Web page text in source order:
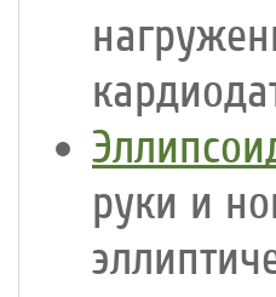
руки и